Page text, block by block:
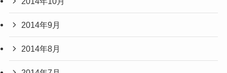
2014年9月
2014年8月